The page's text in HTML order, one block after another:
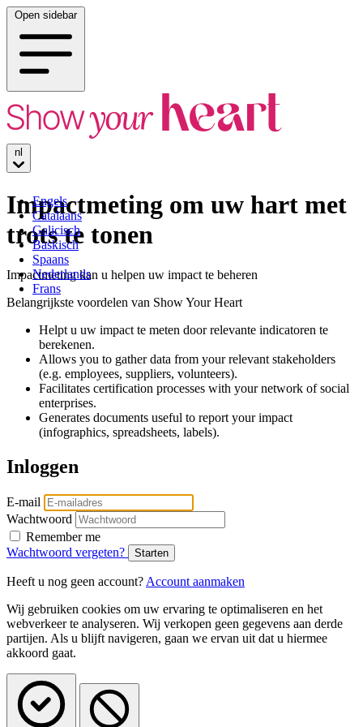
Open sidebar
nl
Engels
Catalaans
Galicisch
Baskisch
Spaans
Nederlands
Frans
Impactmeting om uw hart met
trots te tonen
Impactmeting kan u helpen uw impact te beheren
Belangrijkste voordelen van Show Your Heart
Helpt u uw impact te meten door relevante indicatoren te
berekenen.
Allows you to gather data from your relevant stakeholders
(e.g. employees, suppliers, volunteers).
Facilitates certification processes with your network of social
enterprises.
Generates documents useful to report your impact
(infographics, spreadsheets, labels).
Inloggen
E-mail
Wachtwoord
Remember me
Wachtwoord vergeten?
Heeft u nog geen account? Account aanmaken
Wij gebruiken cookies om uw ervaring te optimaliseren en het
webverkeer te analyseren. Wij verkopen geen gegevens aan derde
partijen. Als u blijft navigeren, gaan we ervan uit dat u hiermee
akkoord gaat.